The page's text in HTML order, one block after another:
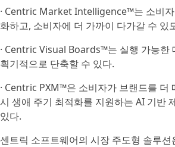
· Centric Market Intelligence™는 소비자
화하고, 소비자에 더 가까이 다가갈 수
· Centric Visual Boards™는 실행 가능한
획기적으로 단축할 수 있다.
· Centric PXM™은 소비자가 브랜드를 더
시 생애 주기 최적화를 지원하는 AI 기반
있다.
센트릭 소프트웨어의 시장 주도형 솔루